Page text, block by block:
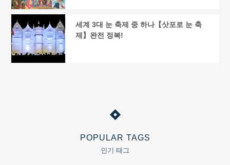
POPULAR TAGS
인기 태그
세계 3대 눈 축제 중 하나【삿포로 눈 축
제】완전 정복!